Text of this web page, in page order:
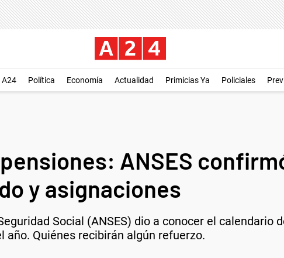
A24 Política Economía Actualidad Primicias Ya Policiales
ANSES
y asignaciones
Social (ANSES) dio a conocer el calendario
Quiénes recibirán algún refuerzo.